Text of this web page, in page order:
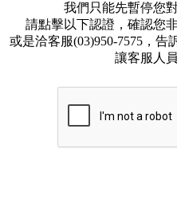
我們只能先暫停您
請點擊以下認證，確認您
或是洽客服(03)950-7575，告
讓客服人